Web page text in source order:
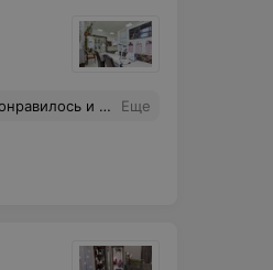
осталось)) Еще